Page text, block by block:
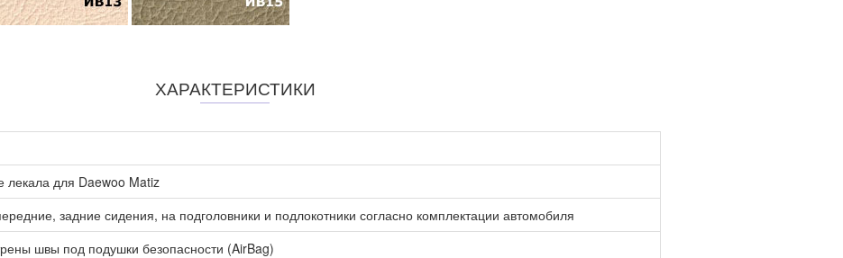
ХАРАКТЕРИСТИКИ
лекала для Daewoo Matiz
задние сидения, на подголовники и подлокотники согласно комплектации автомобиля
швы под подушки безопасности (AirBag)